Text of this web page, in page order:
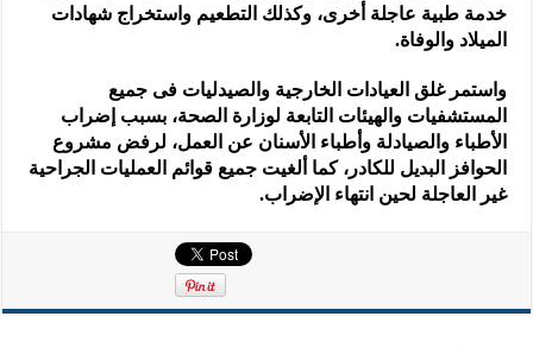
خدمة طبية عاجلة أخرى، وكذلك التطعيم واستخراج شهادات
الميلاد والوفاة.
واستمر غلق العيادات الخارجية والصيدليات فى جميع
المستشفيات والهيئات التابعة لوزارة الصحة، بسبب إضراب
الأطباء والصيادلة وأطباء الأسنان عن العمل، لرفض مشروع
الحوافز البديل للكادر، كما ألغيت جميع قوائم العمليات الجراحية
غير العاجلة لحين انتهاء الإضراب.